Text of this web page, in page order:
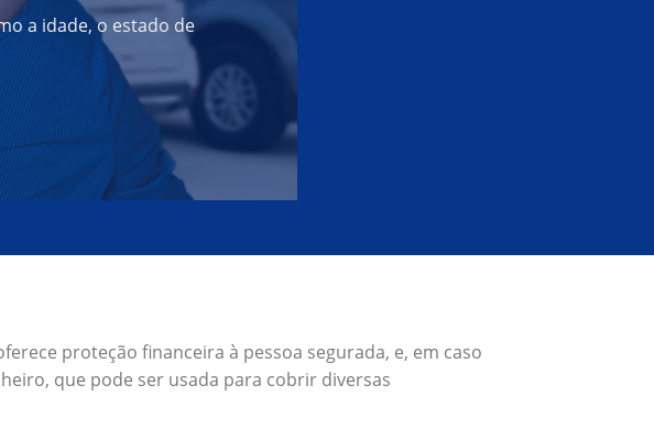
a idade, o estado de
proteção financeira à pessoa segurada, e, em caso
que pode ser usada para cobrir diversas